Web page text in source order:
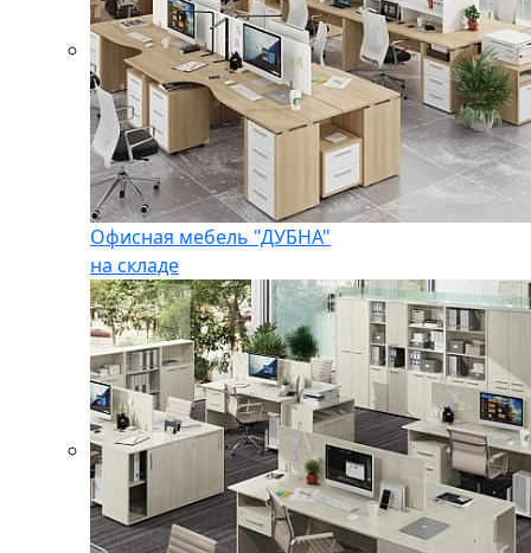
Офисная мебель "ДУБНА"
на складе